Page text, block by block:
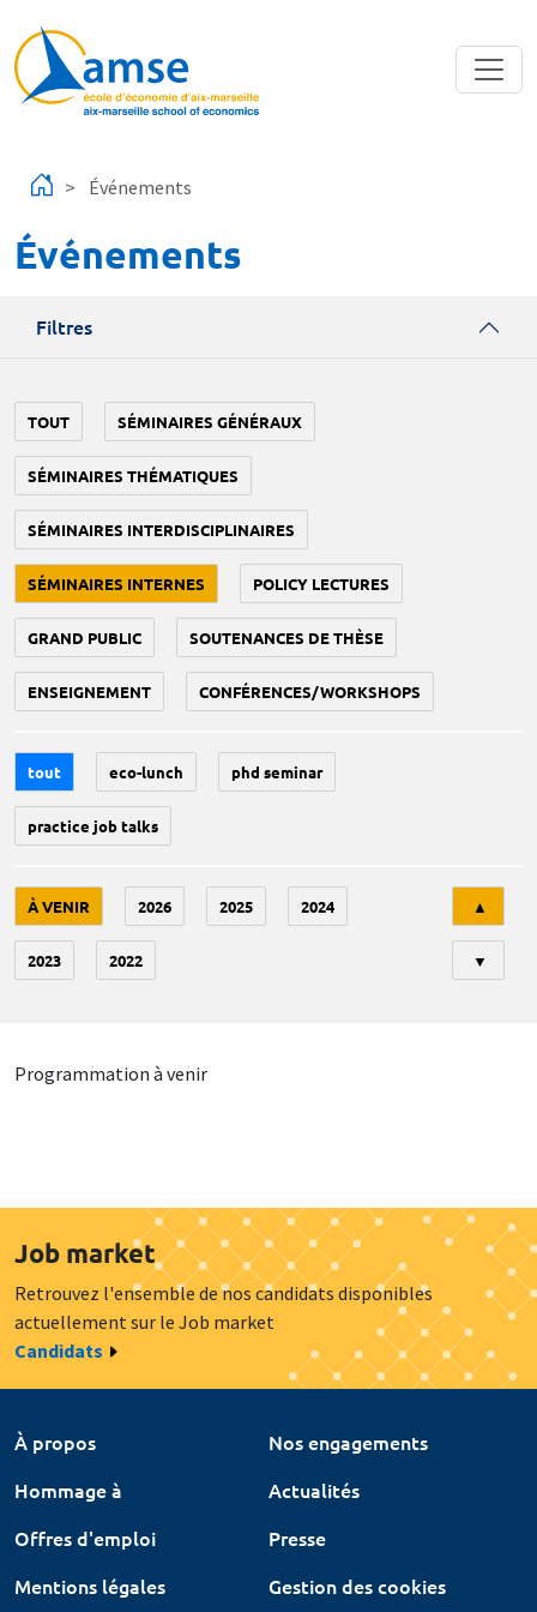
Événements
Événements
Filtres
TOUT SÉMINAIRES GÉNÉRAUX
SÉMINAIRES THÉMATIQUES
SÉMINAIRES INTERDISCIPLINAIRES
SÉMINAIRES INTERNES POLICY LECTURES
GRAND PUBLIC SOUTENANCES DE THÈSE
ENSEIGNEMENT CONFÉRENCES/WORKSHOPS
tout eco-lunch phd seminar
practice job talks
À VENIR 2026 2025 2024
2023 2022
▲
▼
Programmation à venir
Job market
Retrouvez l'ensemble de nos candidats disponibles
actuellement sur le Job market
Candidats
À propos
Nos engagements
Hommage à
Actualités
Offres d'emploi
Presse
Mentions légales
Gestion des cookies